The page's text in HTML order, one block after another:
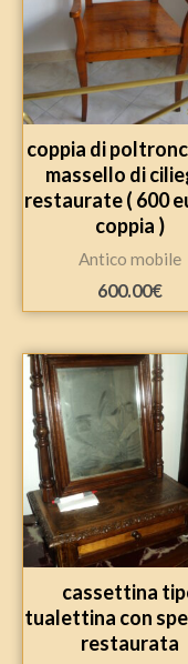
coppia di
massello di
restaurate ( 600
coppia )
Antico mobile
600.00€
cassettina
tualettina con
restaurata